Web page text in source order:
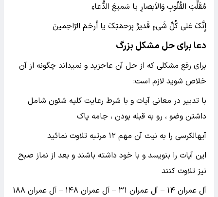
مُقَلِّبَ القُلُوبِ وَالاَبصارِ یا سَمیعَ الدُّعاءِ
إِنَّکَ عَلی کُلِّ شَیءٍ قَدیرٌ بِرَحمَتِکَ یا أَرحَمَ الرّاحِمینَ
دعا برای حل مشکل بزرگ
برای رفع مشکلی که از حل آن عاجزید و نمیداند چگونه از آن
خلاص شوید لازم است:
با تدبیر در معانی آیات و با شرط رعایت کلیه شئون شامل
داشتن وضو ، رو به قبله بودن ، جامه پاک
آیهالکرسی را به نیت آن مهم ۱۲ مرتبه تلاوت نمائید
این آیات را بنویسد و با خود داشته باشند و بعد از نماز صبح
نیز تلاوت کنند
آل عمران ۱۴ – آل عمران ۳۱ – آل عمران ۱۴۸ – آل عمران ۱۸۸